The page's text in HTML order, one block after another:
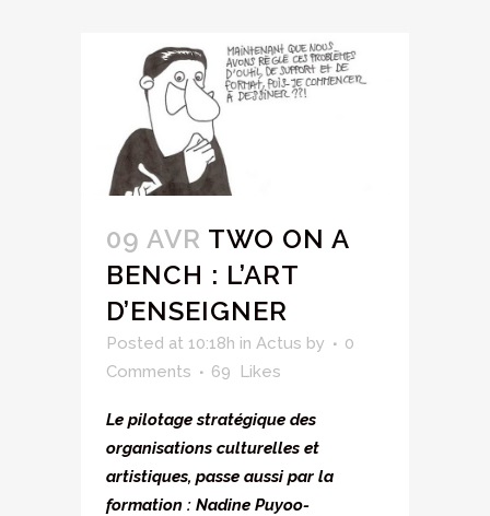
09 AVR TWO ON A
BENCH : L’ART
D’ENSEIGNER
Posted at 10:18h in Actus by
0
Comments
69 Likes
Le pilotage stratégique des
organisations culturelles et
artistiques, passe aussi par la
formation : Nadine Puyoo-